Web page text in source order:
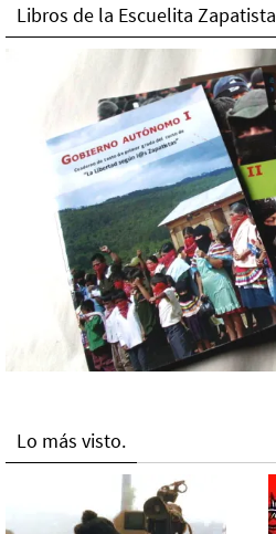
Libros de la Escuelita Zapatista
Lo más visto.